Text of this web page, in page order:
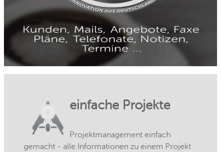
einfache Projekte
Projektmanagement einfach
gemacht - alle Informationen zu einem Projekt